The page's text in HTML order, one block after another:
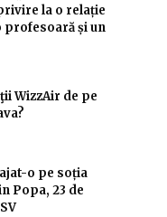
la o relație
profesoară și un
WizzAir de pe
o pe soția
Popa, 23 de